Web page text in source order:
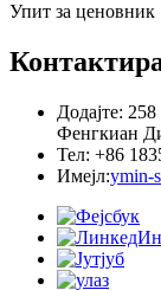
Упит за ценовник
Додајте:
Фенгкиан
Тел: +86
Имејл:ymin-